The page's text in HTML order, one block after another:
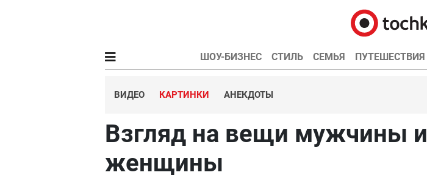
ШОУ-БИЗНЕС СТИЛЬ СЕМЬЯ ПУТЕШЕСТВИЯ
ВИДЕО КАРТИНКИ АНЕКДОТЫ
Взгляд на вещи мужчины и
женщины